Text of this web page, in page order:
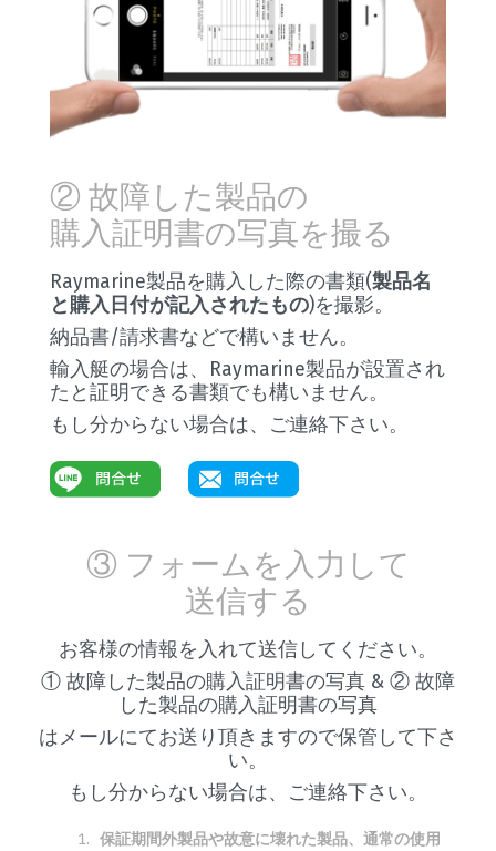
② 故障した製品の
購入証明書の写真を撮る
Raymarine製品を購入した際の書類(製品名
と購入日付が記入されたもの)を撮影。
納品書/請求書などで構いません。
輸入艇の場合は、Raymarine製品が設置され
たと証明できる書類でも構いません。
もし分からない場合は、ご連絡下さい。
③ フォームを入力して
送信する
お客様の情報を入れて送信してください。
① 故障した製品の購入証明書の写真 & ② 故障
した製品の購入証明書の写真
はメールにてお送り頂きますので保管して下さ
い。
もし分からない場合は、ご連絡下さい。
保証期間外製品や故意に壊れた製品、通常の使用